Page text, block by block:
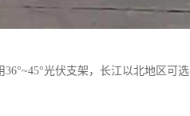
光伏支架，长江以北地区可选